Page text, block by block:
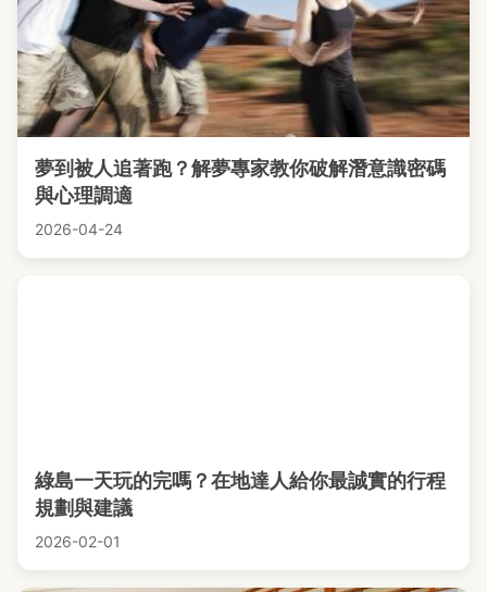
夢到被人追著跑？解夢專家教你破解潛意識密碼
與心理調適
2026-04-24
綠島一天玩的完嗎？在地達人給你最誠實的行程
規劃與建議
2026-02-01